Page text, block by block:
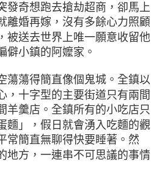
發奇想跑去搶劫超商，卻馬上
離婚再嫁，沒有多餘心力照顧
被送去世界上唯一願意收留他
小鎮的阿嬤家。
蕩蕩得簡直像個鬼城。全鎮以
，十字型的主要街道只有兩間
羊羹店。全鎮所有的小吃店只
麵」，假日就會湧入吃麵的觀
常簡直無聊得快要睡著。然
地方，一連串不可思議的事情